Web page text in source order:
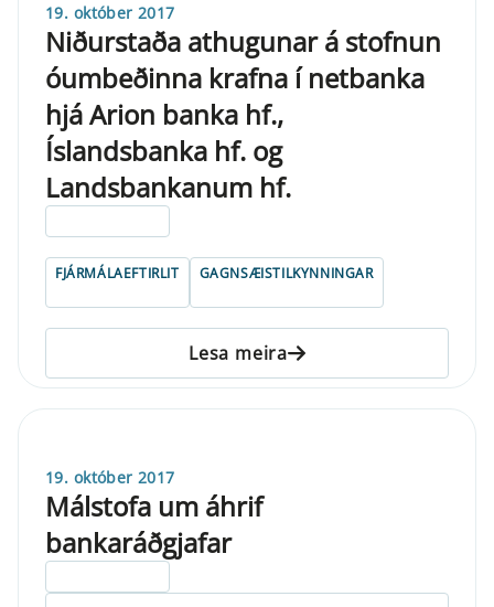
19. október 2017
Niðurstaða athugunar á stofnun
óumbeðinna krafna í netbanka
hjá Arion banka hf.,
Íslandsbanka hf. og
Landsbankanum hf.
FJÁRMÁLAEFTIRLIT GAGNSÆISTILKYNNINGAR
Lesa meira
19. október 2017
Málstofa um áhrif
bankaráðgjafar